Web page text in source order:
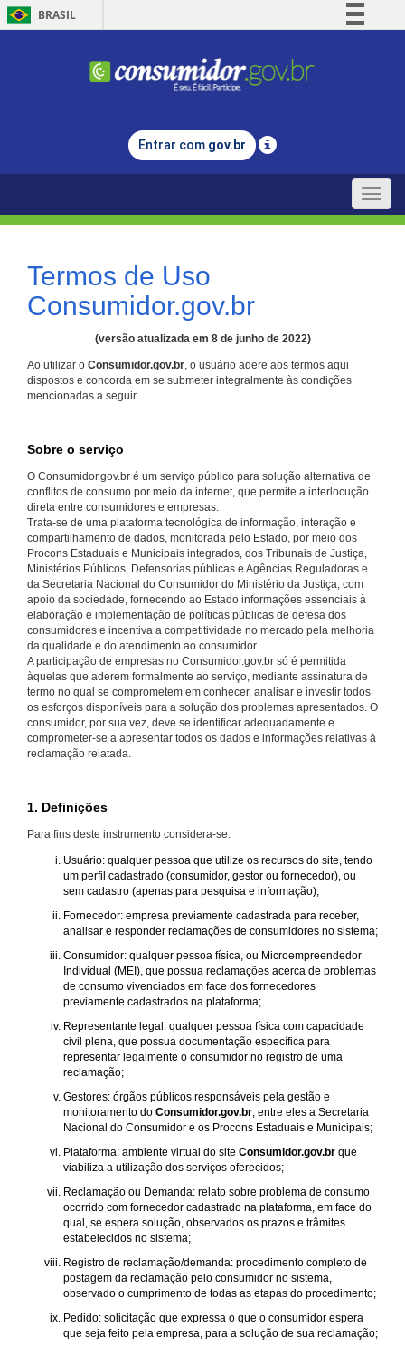
BRASIL
Comunica BR
Legislação
Entrar com gov.br
Toggle
Termos de Uso
Consumidor.gov.br
(versão atualizada em 8 de junho de 2022)
Ao utilizar o Consumidor.gov.br, o usuário adere aos termos aqui
dispostos e concorda em se submeter integralmente às condições
mencionadas a seguir.
Sobre o serviço
O Consumidor.gov.br é um serviço público para solução alternativa de
conflitos de consumo por meio da internet, que permite a interlocução
direta entre consumidores e empresas.
Trata-se de uma plataforma tecnológica de informação, interação e
compartilhamento de dados, monitorada pelo Estado, por meio dos
Procons Estaduais e Municipais integrados, dos Tribunais de Justiça,
Ministérios Públicos, Defensorias públicas e Agências Reguladoras e
da Secretaria Nacional do Consumidor do Ministério da Justiça, com
apoio da sociedade, fornecendo ao Estado informações essenciais à
elaboração e implementação de políticas públicas de defesa dos
consumidores e incentiva a competitividade no mercado pela melhoria
da qualidade e do atendimento ao consumidor.
A participação de empresas no Consumidor.gov.br só é permitida
àquelas que aderem formalmente ao serviço, mediante assinatura de
termo no qual se comprometem em conhecer, analisar e investir todos
os esforços disponíveis para a solução dos problemas apresentados. O
consumidor, por sua vez, deve se identificar adequadamente e
comprometer-se a apresentar todos os dados e informações relativas à
reclamação relatada.
1. Definições
Para fins deste instrumento considera-se:
Usuário: qualquer pessoa que utilize os recursos do site, tendo
um perfil cadastrado (consumidor, gestor ou fornecedor), ou
sem cadastro (apenas para pesquisa e informação);
Fornecedor: empresa previamente cadastrada para receber,
analisar e responder reclamações de consumidores no sistema;
Consumidor: qualquer pessoa física, ou Microempreendedor
Individual (MEI), que possua reclamações acerca de problemas
de consumo vivenciados em face dos fornecedores
previamente cadastrados na plataforma;
Representante legal: qualquer pessoa física com capacidade
civil plena, que possua documentação específica para
representar legalmente o consumidor no registro de uma
reclamação;
Gestores: órgãos públicos responsáveis pela gestão e
monitoramento do Consumidor.gov.br, entre eles a Secretaria
Nacional do Consumidor e os Procons Estaduais e Municipais;
Plataforma: ambiente virtual do site Consumidor.gov.br que
viabiliza a utilização dos serviços oferecidos;
Reclamação ou Demanda: relato sobre problema de consumo
ocorrido com fornecedor cadastrado na plataforma, em face do
qual, se espera solução, observados os prazos e trâmites
estabelecidos no sistema;
Registro de reclamação/demanda: procedimento completo de
postagem da reclamação pelo consumidor no sistema,
observado o cumprimento de todas as etapas do procedimento;
Pedido: solicitação que expressa o que o consumidor espera
que seja feito pela empresa, para a solução de sua reclamação;